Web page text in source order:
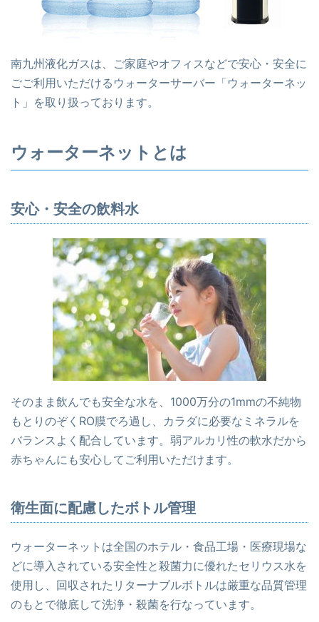
南九州液化ガスは、ご家庭やオフィスなどで安心・安全に
ごご利用いただけるウォーターサーバー「ウォーターネッ
ト」を取り扱っております。
ウォーターネットとは
安心・安全の飲料水
そのまま飲んでも安全な水を、1000万分の1mmの不純物
もとりのぞくRO膜でろ過し、カラダに必要なミネラルを
バランスよく配合しています。弱アルカリ性の軟水だから
赤ちゃんにも安心してご利用いただけます。
衛生面に配慮したボトル管理
ウォーターネットは全国のホテル・食品工場・医療現場な
どに導入されている安全性と殺菌力に優れたセリウス水を
使用し、回収されたリターナブルボトルは厳重な品質管理
のもとで徹底して洗浄・殺菌を行なっています。